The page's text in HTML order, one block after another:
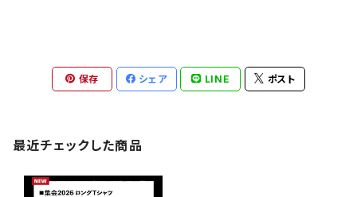
保存 シェア LINE ポスト
最近チェックした商品